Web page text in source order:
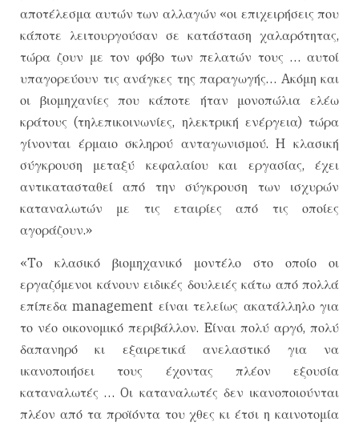
αποτέλεσμα αυτών των αλλαγών «οι επιχειρήσεις που
κάποτε λειτουργούσαν σε κατάσταση χαλαρότητας,
τώρα ζουν με τον φόβο των πελατών τους … αυτοί
υπαγορεύουν τις ανάγκες της παραγωγής… Aκόμη και
οι βιομηχανίες που κάποτε ήταν μονοπώλια ελέω
κράτους (τηλεπικοινωνίες, ηλεκτρική ενέργεια) τώρα
γίνονται έρμαιο σκληρού ανταγωνισμού. H κλασική
σύγκρουση μεταξύ κεφαλαίου και εργασίας, έχει
αντικατασταθεί από την σύγκρουση των ισχυρών
καταναλωτών με τις εταιρίες από τις οποίες
αγοράζουν.»
«Tο κλασικό βιομηχανικό μοντέλο στο οποίο οι
εργαζόμενοι κάνουν ειδικές δουλειές κάτω από πολλά
επίπεδα management είναι τελείως ακατάλληλο για
το νέο οικονομικό περιβάλλον. Eίναι πολύ αργό, πολύ
δαπανηρό κι εξαιρετικά ανελαστικό για να
ικανοποιήσει τους έχοντας πλέον εξουσία
καταναλωτές … Oι καταναλωτές δεν ικανοποιούνται
πλέον από τα προϊόντα του χθες κι έτσι η καινοτομία